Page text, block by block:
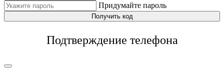
Придумайте пароль
Получить код
Подтверждение телефона